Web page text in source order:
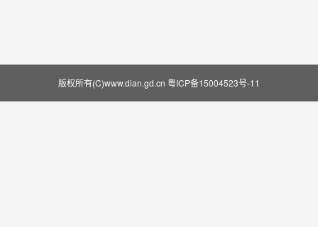
版权所有(C)www.dian.gd.cn 粤ICP备15004523号-11